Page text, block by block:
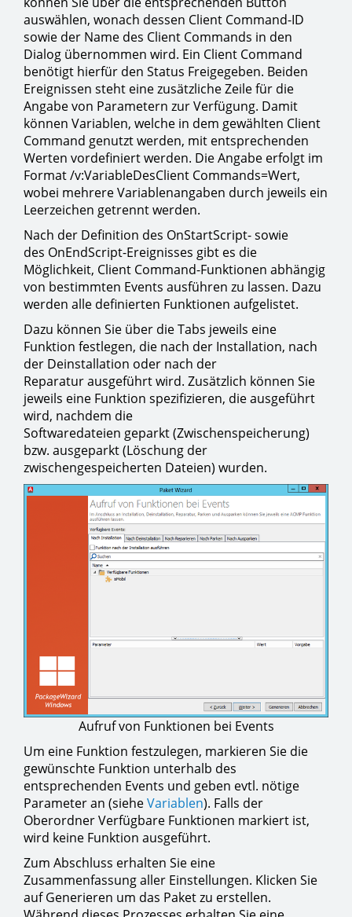
auswählen, wonach dessen Client Command-ID
sowie der Name des Client Commands in den
Dialog übernommen wird. Ein Client Command
benötigt hierfür den Status Freigegeben. Beiden
Ereignissen steht eine zusätzliche Zeile für die
Angabe von Parametern zur Verfügung. Damit
können Variablen, welche in dem gewählten Client
Command genutzt werden, mit entsprechenden
Werten vordefiniert werden. Die Angabe erfolgt im
Format /v:VariableDesClient Commands=Wert,
wobei mehrere Variablenangaben durch jeweils ein
Leerzeichen getrennt werden.
Nach der Definition des OnStartScript- sowie
des OnEndScript-Ereignisses gibt es die
Möglichkeit, Client Command-Funktionen abhängig
von bestimmten Events ausführen zu lassen. Dazu
werden alle definierten Funktionen aufgelistet.
Dazu können Sie über die Tabs jeweils eine
Funktion festlegen, die nach der Installation, nach
der Deinstallation oder nach der
Reparatur ausgeführt wird. Zusätzlich können Sie
jeweils eine Funktion spezifizieren, die ausgeführt
wird, nachdem die
Softwaredateien geparkt (Zwischenspeicherung)
bzw. ausgeparkt (Löschung der
zwischengespeicherten Dateien) wurden.
Aufruf von Funktionen bei Events
Um eine Funktion festzulegen, markieren Sie die
gewünschte Funktion unterhalb des
entsprechenden Events und geben evtl. nötige
Parameter an (sieheVariablen). Falls der
Oberordner Verfügbare Funktionen markiert ist,
wird keine Funktion ausgeführt.
Zum Abschluss erhalten Sie eine
Zusammenfassung aller Einstellungen. Klicken Sie
auf Generieren um das Paket zu erstellen.